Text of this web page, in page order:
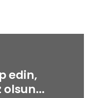
edin,